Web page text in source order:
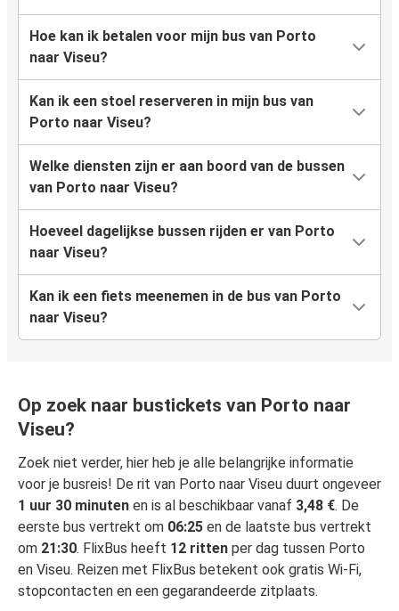
Hoe kan ik betalen voor mijn bus van Porto
naar Viseu?
Kan ik een stoel reserveren in mijn bus van
Porto naar Viseu?
Welke diensten zijn er aan boord van de bussen
van Porto naar Viseu?
Hoeveel dagelijkse bussen rijden er van Porto
naar Viseu?
Kan ik een fiets meenemen in de bus van Porto
naar Viseu?
Op zoek naar bustickets van Porto naar
Viseu?
Zoek niet verder, hier heb je alle belangrijke informatie
voor je busreis! De rit van Porto naar Viseu duurt ongeveer
1 uur 30 minuten en is al beschikbaar vanaf 3,48 €. De
eerste bus vertrekt om 06:25 en de laatste bus vertrekt
om 21:30. FlixBus heeft 12 ritten per dag tussen Porto
en Viseu. Reizen met FlixBus betekent ook gratis Wi-Fi,
stopcontacten en een gegarandeerde zitplaats.